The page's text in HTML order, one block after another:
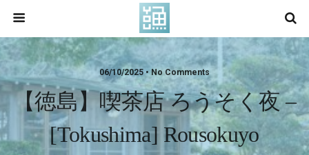
06/10/2025 • No Comments
【徳島】喫茶店 ろうそく夜 –
[Tokushima] Rousokuyo